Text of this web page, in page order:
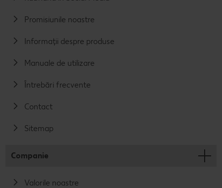
Promisiunile noastre
Informații despre produse
Manuale de utilizare
Întrebări frecvente
Contact
Sitemap
Companie
Valorile noastre